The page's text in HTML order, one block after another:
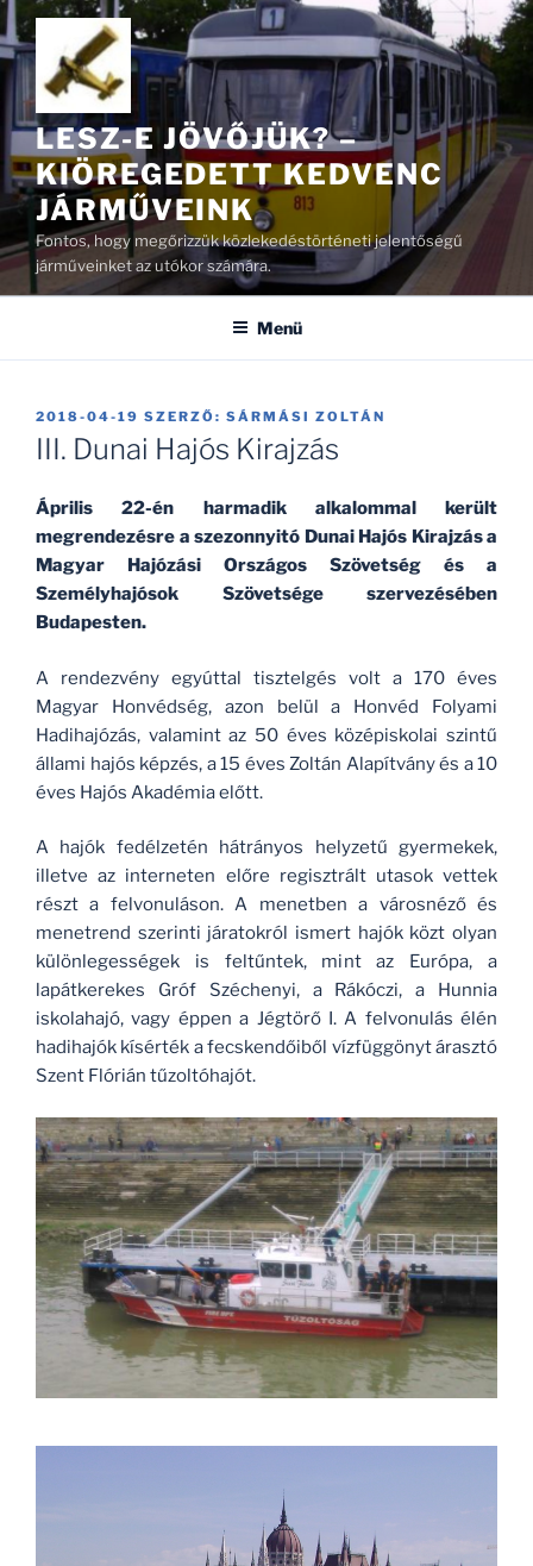
Tartalomhoz
LESZ-E JÖVŐJÜK? –
KIÖREGEDETT KEDVENC
JÁRMŰVEINK
Fontos, hogy megőrizzük közlekedéstörténeti jelentőségű
járműveinket az utókor számára.
Menü
BEKÜLDVE:
2018-04-19 SZERZŐ: SÁRMÁSI ZOLTÁN
III. Dunai Hajós Kirajzás
Április 22-én harmadik alkalommal került
megrendezésre a szezonnyitó Dunai Hajós Kirajzás a
Magyar Hajózási Országos Szövetség és a
Személyhajósok Szövetsége szervezésében
Budapesten.
A rendezvény egyúttal tisztelgés volt a 170 éves
Magyar Honvédség, azon belül a Honvéd Folyami
Hadihajózás, valamint az 50 éves középiskolai szintű
állami hajós képzés, a 15 éves Zoltán Alapítvány és a 10
éves Hajós Akadémia előtt.
A hajók fedélzetén hátrányos helyzetű gyermekek,
illetve az interneten előre regisztrált utasok vettek
részt a felvonuláson. A menetben a városnéző és
menetrend szerinti járatokról ismert hajók közt olyan
különlegességek is feltűntek, mint az Európa, a
lapátkerekes Gróf Széchenyi, a Rákóczi, a Hunnia
iskolahajó, vagy éppen a Jégtörő I. A felvonulás élén
hadihajók kísérték a fecskendőiből vízfüggönyt árasztó
Szent Flórián tűzoltóhajót.